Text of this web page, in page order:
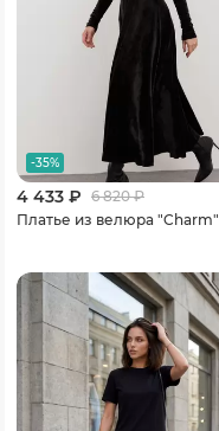
-35%
4 433 ₽ 6 820₽
Платье из велюра "Charm"